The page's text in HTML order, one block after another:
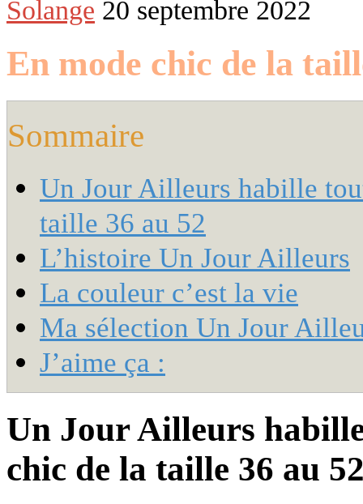
Solange 20 septembre 2022
En mode chic de la
Sommaire
Un Jour Ailleurs habille
taille 36 au 52
L’histoire Un Jour Ailleurs
La couleur c’est la vie
Ma sélection Un Jour
J’aime ça :
Un Jour Ailleurs
chic de la taille 36 au